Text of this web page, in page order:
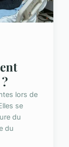
lors de
se
du
du